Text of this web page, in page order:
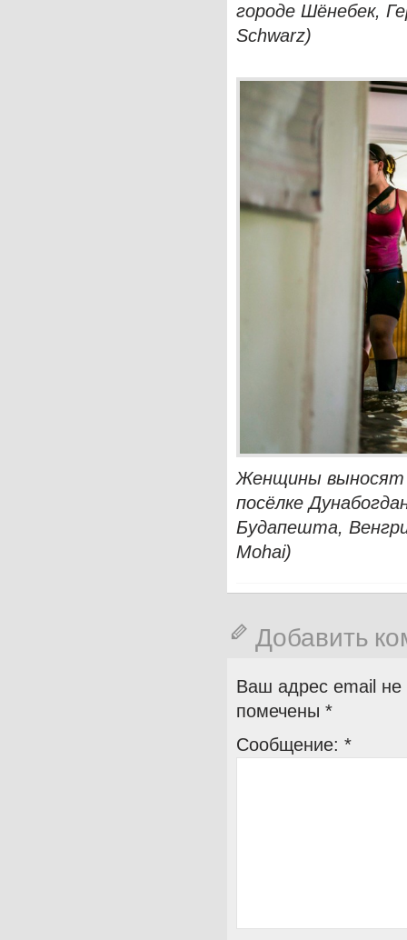
городе Шёнебек,
Schwarz)
Женщины выносят
посёлке
Будапешта,
Mohai)
Добавить
Ваш адрес email не
помечены *
Сообщение: *